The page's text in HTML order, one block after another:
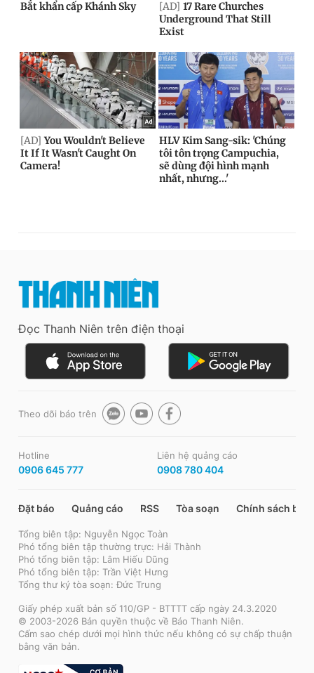
Đọc Thanh Niên trên điện thoại
Theo dõi báo trên
Hotline
0906 645 777
Liên hệ quảng cáo
0908 780 404
Đặt báo Quảng cáo RSS Tòa soạn Chính sách bảo
Tổng biên tập: Nguyễn Ngọc Toàn
Phó tổng biên tập thường trực: Hải Thành
Phó tổng biên tập: Lâm Hiếu Dũng
Phó tổng biên tập: Trần Việt Hưng
Tổng thư ký tòa soạn: Đức Trung
Giấy phép xuất bản số 110/GP - BTTTT cấp ngày 24.3.2020
© 2003-2026 Bản quyền thuộc về Báo Thanh Niên.
Cấm sao chép dưới mọi hình thức nếu không có sự chấp thuận
bằng văn bản.